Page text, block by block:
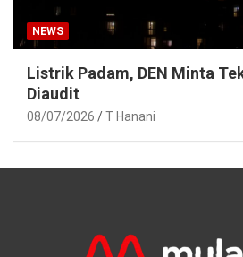
NEWS
Listrik Padam, DEN Minta
Diaudit
08/07/2026 T Hanani